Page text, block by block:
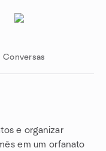
Conversas
e organizar
em um orfanato